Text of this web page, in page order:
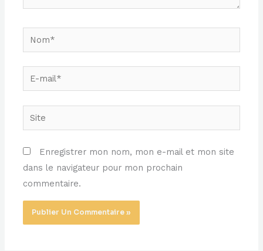
Nom*
E-
mail*
Site
Enregistrer mon nom, mon e-mail et mon site
dans le navigateur pour mon prochain
commentaire.